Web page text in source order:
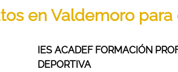
en Valdemoro
IES ACADEF FORMACIÓN
DEPORTIVA